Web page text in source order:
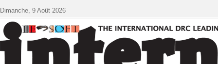
Dimanche, 9 Août 2026